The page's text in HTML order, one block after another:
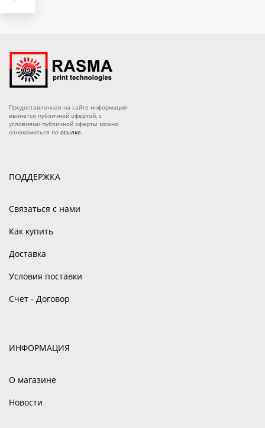
Предоставленная на сайте информация
является публичной офертой, с
условиями публичной оферты можно
ознакомиться по ссылке.
ПОДДЕРЖКА
Связаться с нами
Как купить
Доставка
Условия поставки
Счет - Договор
ИНФОРМАЦИЯ
О магазине
Новости